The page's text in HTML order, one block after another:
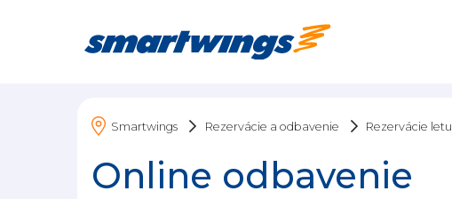
Smartwings Rezervácie a odbavenie Rezervácie letu
Online odbavenie